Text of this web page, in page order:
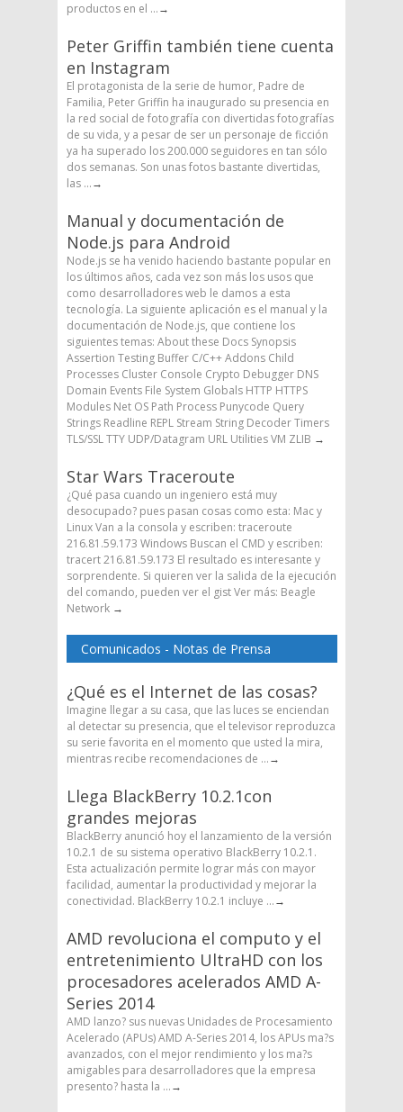
productos en el ...→
Peter Griffin también tiene cuenta
en Instagram
El protagonista de la serie de humor, Padre de
Familia, Peter Griffin ha inaugurado su presencia en
la red social de fotografía con divertidas fotografías
de su vida, y a pesar de ser un personaje de ficción
ya ha superado los 200.000 seguidores en tan sólo
dos semanas. Son unas fotos bastante divertidas,
las ...→
Manual y documentación de
Node.js para Android
Node.js se ha venido haciendo bastante popular en
los últimos años, cada vez son más los usos que
como desarrolladores web le damos a esta
tecnología. La siguiente aplicación es el manual y la
documentación de Node.js, que contiene los
siguientes temas: About these Docs Synopsis
Assertion Testing Buffer C/C++ Addons Child
Processes Cluster Console Crypto Debugger DNS
Domain Events File System Globals HTTP HTTPS
Modules Net OS Path Process Punycode Query
Strings Readline REPL Stream String Decoder Timers
TLS/SSL TTY UDP/Datagram URL Utilities VM ZLIB →
Star Wars Traceroute
¿Qué pasa cuando un ingeniero está muy
desocupado? pues pasan cosas como esta: Mac y
Linux Van a la consola y escriben: traceroute
216.81.59.173 Windows Buscan el CMD y escriben:
tracert 216.81.59.173 El resultado es interesante y
sorprendente. Si quieren ver la salida de la ejecución
del comando, pueden ver el gist Ver más: Beagle
Network →
Comunicados - Notas de Prensa
¿Qué es el Internet de las cosas?
Imagine llegar a su casa, que las luces se enciendan
al detectar su presencia, que el televisor reproduzca
su serie favorita en el momento que usted la mira,
mientras recibe recomendaciones de ...→
Llega BlackBerry 10.2.1con
grandes mejoras
BlackBerry anunció hoy el lanzamiento de la versión
10.2.1 de su sistema operativo BlackBerry 10.2.1.
Esta actualización permite lograr más con mayor
facilidad, aumentar la productividad y mejorar la
conectividad. BlackBerry 10.2.1 incluye ...→
AMD revoluciona el computo y el
entretenimiento UltraHD con los
procesadores acelerados AMD A-
Series 2014
AMD lanzo? sus nuevas Unidades de Procesamiento
Acelerado (APUs) AMD A-Series 2014, los APUs ma?s
avanzados, con el mejor rendimiento y los ma?s
amigables para desarrolladores que la empresa
presento? hasta la ...→